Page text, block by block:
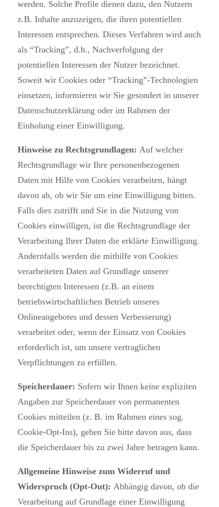
werden. Solche Profile dienen dazu, den Nutzern
z.B. Inhalte anzuzeigen, die ihren potentiellen
Interessen entsprechen. Dieses Verfahren wird auch
als “Tracking”, d.h., Nachverfolgung der
potentiellen Interessen der Nutzer bezeichnet.
Soweit wir Cookies oder “Tracking”-Technologien
einsetzen, informieren wir Sie gesondert in unserer
Datenschutzerklärung oder im Rahmen der
Einholung einer Einwilligung.
Hinweise zu Rechtsgrundlagen: Auf welcher
Rechtsgrundlage wir Ihre personenbezogenen
Daten mit Hilfe von Cookies verarbeiten, hängt
davon ab, ob wir Sie um eine Einwilligung bitten.
Falls dies zutrifft und Sie in die Nutzung von
Cookies einwilligen, ist die Rechtsgrundlage der
Verarbeitung Ihrer Daten die erklärte Einwilligung.
Andernfalls werden die mithilfe von Cookies
verarbeiteten Daten auf Grundlage unserer
berechtigten Interessen (z.B. an einem
betriebswirtschaftlichen Betrieb unseres
Onlineangebotes und dessen Verbesserung)
verarbeitet oder, wenn der Einsatz von Cookies
erforderlich ist, um unsere vertraglichen
Verpflichtungen zu erfüllen.
Speicherdauer: Sofern wir Ihnen keine expliziten
Angaben zur Speicherdauer von permanenten
Cookies mitteilen (z. B. im Rahmen eines sog.
Cookie-Opt-Ins), gehen Sie bitte davon aus, dass
die Speicherdauer bis zu zwei Jahre betragen kann.
Allgemeine Hinweise zum Widerruf und
Widerspruch (Opt-Out): Abhängig davon, ob die
Verarbeitung auf Grundlage einer Einwilligung